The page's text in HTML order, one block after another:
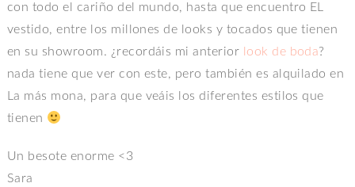
con todo el cariño del mundo, hasta que encuentro EL
vestido, entre los millones de looks y tocados que tienen
en su showroom. ¿recordáis mi anterior
look de boda?
nada tiene que ver con este, pero también es alquilado en
La más mona, para que veáis los diferentes estilos que
tienen
Un besote enorme <3
Sara